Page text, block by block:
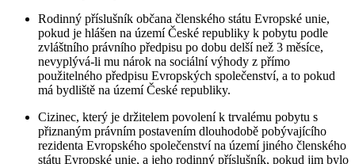
Rodinný příslušník občana členského státu Evropské unie,
pokud je hlášen na území České republiky k pobytu podle
zvláštního právního předpisu po dobu delší než 3 měsíce,
nevyplývá-li mu nárok na sociální výhody z přímo
použitelného předpisu Evropských společenství, a to pokud
má bydliště na území České republiky.
Cizinec, který je držitelem povolení k trvalému pobytu s
přiznaným právním postavením dlouhodobě pobývajícího
rezidenta Evropského společenství na území jiného členského
státu Evropské unie, a jeho rodinný příslušník, pokud jim bylo